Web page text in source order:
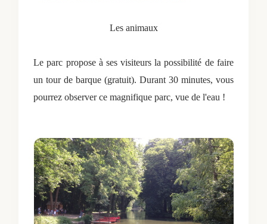
Les animaux
Le parc propose à ses visiteurs la possibilité de faire
un tour de barque (gratuit). Durant 30 minutes, vous
pourrez observer ce magnifique parc, vue de l'eau !